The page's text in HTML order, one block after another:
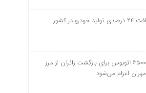
افت ۲۴ درصدی تولید خودرو در کشور
۶۵۰۰ اتوبوس برای بازگشت زائران از مرز
مهران اعزام می‌شود